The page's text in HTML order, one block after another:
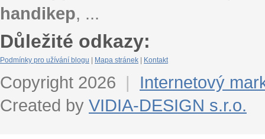
handikep, ...
Důležité odkazy:
Podmínky pro užívání blogu Mapa stránek Kontakt
Copyright 2026 |
Internetový
Created by VIDIA-DESIGN s.r.o.